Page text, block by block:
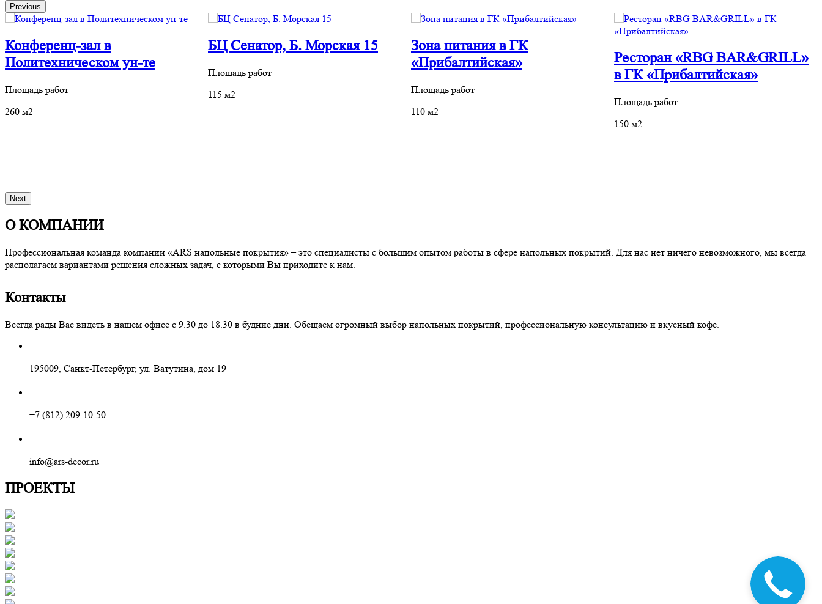
Previous
Конференц-зал в
Политехническом ун-те
Площадь работ
260 м2
БЦ Сенатор, Б. Морская 15
Площадь работ
115 м2
Зона питания в ГК
«Прибалтийская»
Площадь работ
110 м2
Ресторан «RBG BAR&GRILL»
в ГК «Прибалтийская»
Площадь работ
150 м2
Next
О КОМПАНИИ
Профессиональная команда компании «ARS напольные покрытия» – это специалисты с большим опытом работы в сфере напольных покрытий. Для нас нет ничего невозможного, мы всегда
располагаем вариантами решения сложных задач, с которыми Вы приходите к нам.
Контакты
Всегда рады Вас видеть в нашем офисе с 9.30 до 18.30 в будние дни. Обещаем огромный выбор напольных покрытий, профессиональную консультацию и вкусный кофе.
195009, Санкт-Петербург, ул. Ватутина, дом 19
+7 (812) 209-10-50
info@ars-decor.ru
ПРОЕКТЫ